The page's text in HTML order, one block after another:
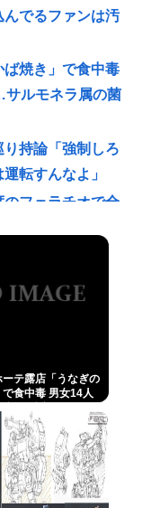
でるファンは汚
ば焼き」で食中毒
ルモネラ属の菌
持論「強制しろ
転すんなよ」
フェラチオで全
た当時、世間には
ていませんでし
合流塞いで来る
、9連休到来！
は、頑張る人を
い欲望のせい」
味なく、いつも打
不都合な真実
ーテ露店「うなぎの
食中毒 男女14人
検出